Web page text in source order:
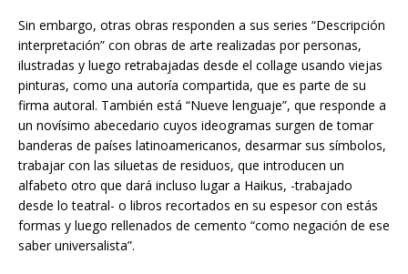
Sin embargo, otras obras responden a sus series “Descripción
interpretación” con obras de arte realizadas por personas,
ilustradas y luego retrabajadas desde el collage usando viejas
pinturas, como una autoría compartida, que es parte de su
firma autoral. También está “Nueve lenguaje”, que responde a
un novísimo abecedario cuyos ideogramas surgen de tomar
banderas de países latinoamericanos, desarmar sus símbolos,
trabajar con las siluetas de residuos, que introducen un
alfabeto otro que dará incluso lugar a Haikus, -trabajado
desde lo teatral- o libros recortados en su espesor con estás
formas y luego rellenados de cemento “como negación de ese
saber universalista”.